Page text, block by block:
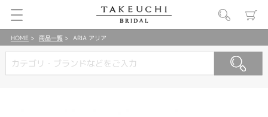
HOME 商品一覧 ARIA アリア